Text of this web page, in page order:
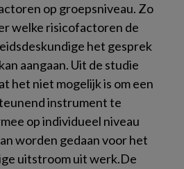
op groepsniveau. Zo
welke risicofactoren de
het gesprek
aangaan. Uit de studie
het niet mogelijk is om een
instrument te
op individueel niveau
worden gedaan voor het
uitstroom uit werk.De